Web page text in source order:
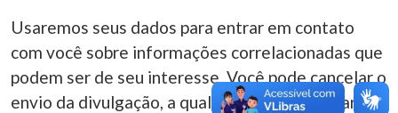
Usaremos seus dados para entrar em contato
com você sobre informações correlacionadas que
podem ser de seu interesse. Você pode cancelar o
envio da divulgação, a qualquer momento. Para